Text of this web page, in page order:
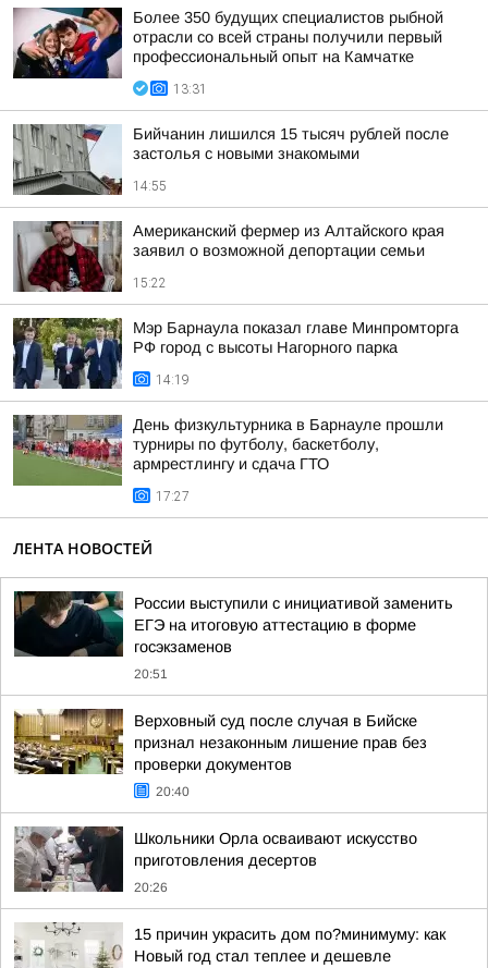
Более 350 будущих специалистов рыбной
отрасли со всей страны получили первый
профессиональный опыт на Камчатке
13:31
Бийчанин лишился 15 тысяч рублей после
застолья с новыми знакомыми
14:55
Американский фермер из Алтайского края
заявил о возможной депортации семьи
15:22
Мэр Барнаула показал главе Минпромторга
РФ город с высоты Нагорного парка
14:19
День физкультурника в Барнауле прошли
турниры по футболу, баскетболу,
армрестлингу и сдача ГТО
17:27
ЛЕНТА НОВОСТЕЙ
России выступили с инициативой заменить
ЕГЭ на итоговую аттестацию в форме
госэкзаменов
20:51
Верховный суд после случая в Бийске
признал незаконным лишение прав без
проверки документов
20:40
Школьники Орла осваивают искусство
приготовления десертов
20:26
15 причин украсить дом по?минимуму: как
Новый год стал теплее и дешевле